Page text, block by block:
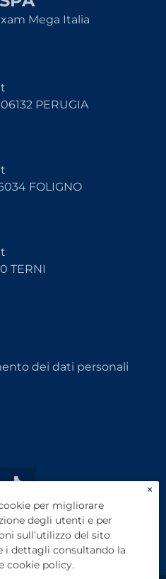
Mega Italia
PERUGIA
FOLIGNO
TERNI
dei dati personali
×
per migliorare
degli utenti e per
sull’utilizzo del sito
i dettagli consultando la
cookie policy.